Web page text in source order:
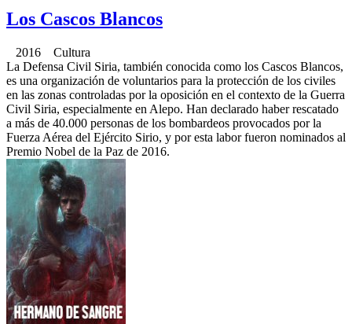
Los Cascos Blancos
2016 Cultura
La Defensa Civil Siria, también conocida como los Cascos Blancos,
es una organización de voluntarios para la protección de los civiles
en las zonas controladas por la oposición en el contexto de la Guerra
Civil Siria, especialmente en Alepo. Han declarado haber rescatado
a más de 40.000 personas de los bombardeos provocados por la
Fuerza Aérea del Ejército Sirio, y por esta labor fueron nominados al
Premio Nobel de la Paz de 2016.